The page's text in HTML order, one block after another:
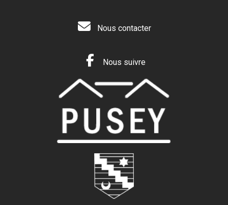
Nous contacter
Nous suivre